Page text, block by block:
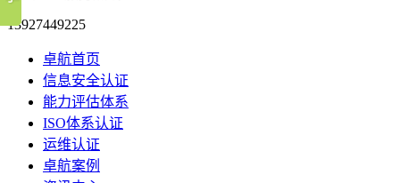
13927449225
卓航首页
信息安全认证
能力评估体系
ISO体系认证
运维认证
卓航案例